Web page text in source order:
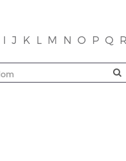
I J K L M N O P Q R